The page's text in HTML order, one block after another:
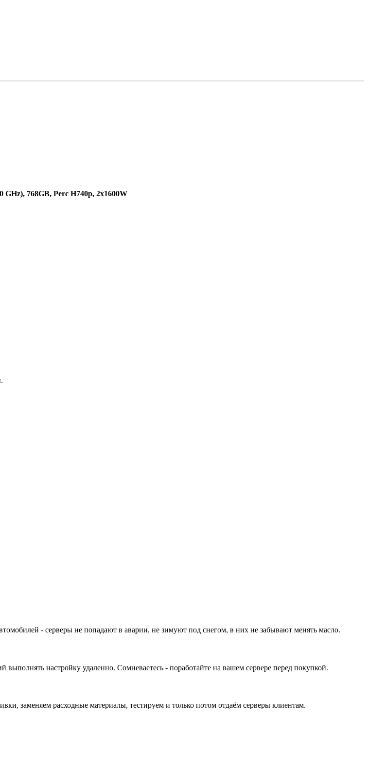
GHz), 768GB, Perc H740p, 2x1600W
- серверы не попадают в аварии, не зимуют под снегом, в них не забывают менять масло.
настройку удаленно. Сомневаетесь - поработайте на вашем сервере перед покупкой.
заменяем расходные материалы, тестируем и только потом отдаём серверы клиентам.